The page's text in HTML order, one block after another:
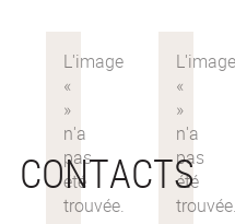
CONTACTS